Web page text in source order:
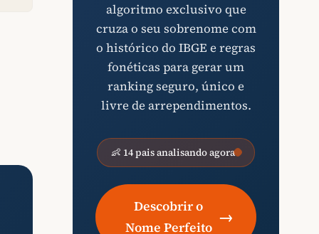
algoritmo exclusivo que
cruza o seu sobrenome com
o histórico do IBGE e regras
fonéticas para gerar um
ranking seguro, único e
livre de arrependimentos.
👶 14 pais analisando agora
Descobrir o
Nome Perfeito
→